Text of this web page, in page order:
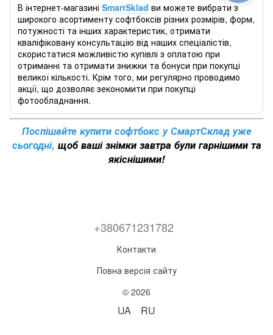
В інтернет-магазині SmartSklad ви можете вибрати з
широкого асортименту софтбоксів різних розмірів, форм,
потужності та інших характеристик, отримати
кваліфіковану консультацію від наших спеціалістів,
скористатися можливістю купівлі з оплатою при
отриманні та отримати знижки та бонуси при покупці
великої кількості. Крім того, ми регулярно проводимо
акції, що дозволяє зекономити при покупці
фотообладнання.
Поспішайте купити софтбокс у СмартСклад уже
сьогодні, щоб ваші знімки завтра були гарнішими та
якіснішими!
+380671231782
Контакти
Повна версія сайту
© 2026
UA RU